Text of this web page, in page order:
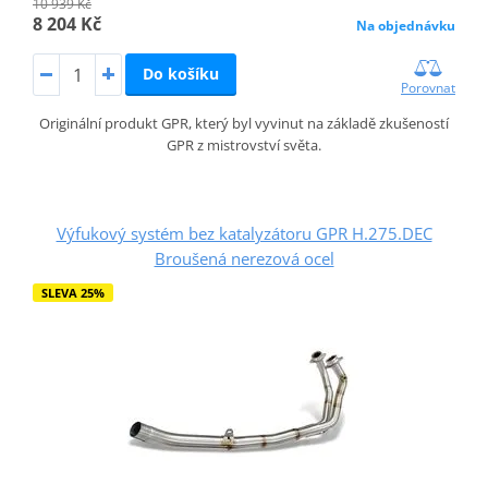
8 204 Kč Na objednávku
Do košíku
Porovnat
Originální produkt GPR, který byl vyvinut na základě zkušeností
GPR z mistrovství světa.
Výfukový systém bez katalyzátoru GPR H.275.DEC
Broušená nerezová ocel
SLEVA 25%